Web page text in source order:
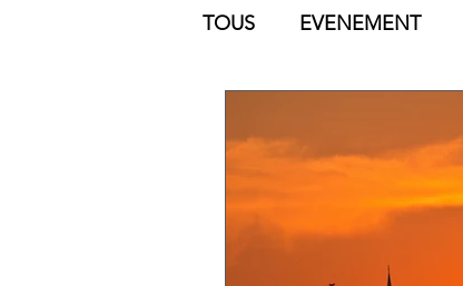
TOUS EVENEMENT